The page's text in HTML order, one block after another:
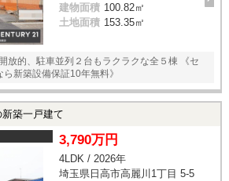
建物面積 100.82㎡
土地面積 153.35㎡
放的、駐車並列２台もラクラクな全５棟 《セ
新築設備保証10年無料》
築一戸建て
3,790万円
4LDK / 2026年
埼玉県日高市高麗川1丁目 5-5